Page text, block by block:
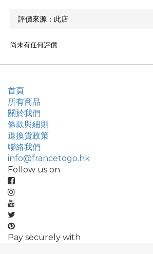
尚未有任何評價
首頁
所有商品
關於我們
條款與細則
退換貨政策
聯絡我們
info@francetogo.hk
Follow us on
Pay securely with